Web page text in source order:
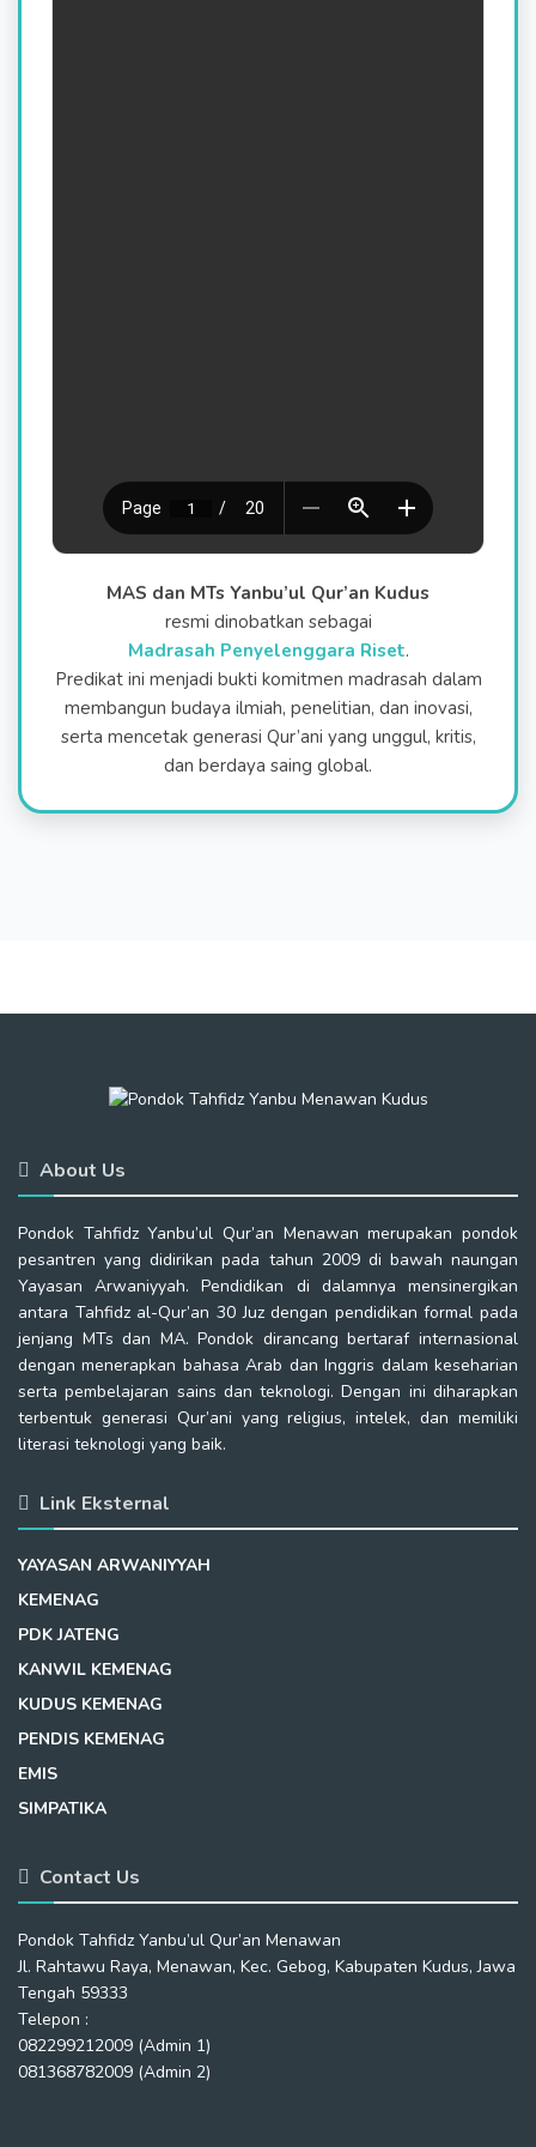
MAS dan MTs Yanbu’ul Qur’an Kudus
resmi dinobatkan sebagai
Madrasah Penyelenggara Riset.
Predikat ini menjadi bukti komitmen madrasah dalam
membangun budaya ilmiah, penelitian, dan inovasi,
serta mencetak generasi Qur’ani yang unggul, kritis,
dan berdaya saing global.
About Us
Pondok Tahfidz Yanbu’ul Qur’an Menawan merupakan pondok
pesantren yang didirikan pada tahun 2009 di bawah naungan
Yayasan Arwaniyyah. Pendidikan di dalamnya mensinergikan
antara Tahfidz al-Qur’an 30 Juz dengan pendidikan formal pada
jenjang MTs dan MA. Pondok dirancang bertaraf internasional
dengan menerapkan bahasa Arab dan Inggris dalam keseharian
serta pembelajaran sains dan teknologi. Dengan ini diharapkan
terbentuk generasi Qur’ani yang religius, intelek, dan memiliki
literasi teknologi yang baik.
Link Eksternal
YAYASAN ARWANIYYAH
KEMENAG
PDK JATENG
KANWIL KEMENAG
KUDUS KEMENAG
PENDIS KEMENAG
EMIS
SIMPATIKA
Contact Us
Pondok Tahfidz Yanbu’ul Qur’an Menawan
Jl. Rahtawu Raya, Menawan, Kec. Gebog, Kabupaten Kudus, Jawa
Tengah 59333
Telepon :
082299212009 (Admin 1)
081368782009 (Admin 2)